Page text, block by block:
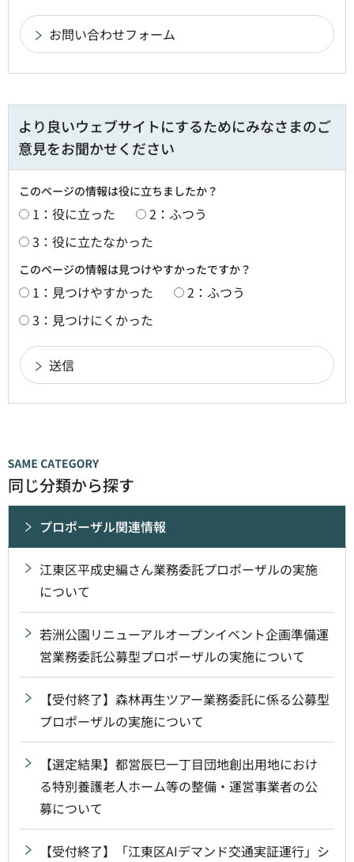
より良いウェブサイトにするためにみなさまのご
意見をお聞かせください
このページの情報は役に立ちましたか？
1：役に立った
2：ふつう
3：役に立たなかった
このページの情報は見つけやすかったですか？
1：見つけやすかった
2：ふつう
3：見つけにくかった
同じ分類から探す
プロポーザル関連情報
江東区平成史編さん業務委託プロポーザルの実施
について
若洲公園リニューアルオープンイベント企画準備運
営業務委託公募型プロポーザルの実施について
【受付終了】森林再生ツアー業務委託に係る公募型
プロポーザルの実施について
【選定結果】都営辰巳一丁目団地創出用地におけ
る特別養護老人ホーム等の整備・運営事業者の公
募について
【受付終了】「江東区AIデマンド交通実証運行」シ